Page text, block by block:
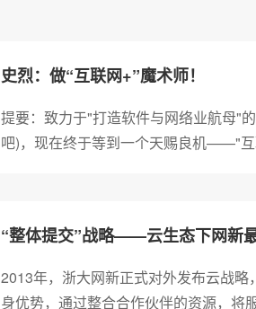
史烈：做“互联网+”魔术师！
提要：致力于"打造软件与网络业航母"
吧)，现在终于等到一个天赐良机——"互
2013年，浙大网新正式对外发布云战略
身优势，通过整合合作伙伴的资源，将